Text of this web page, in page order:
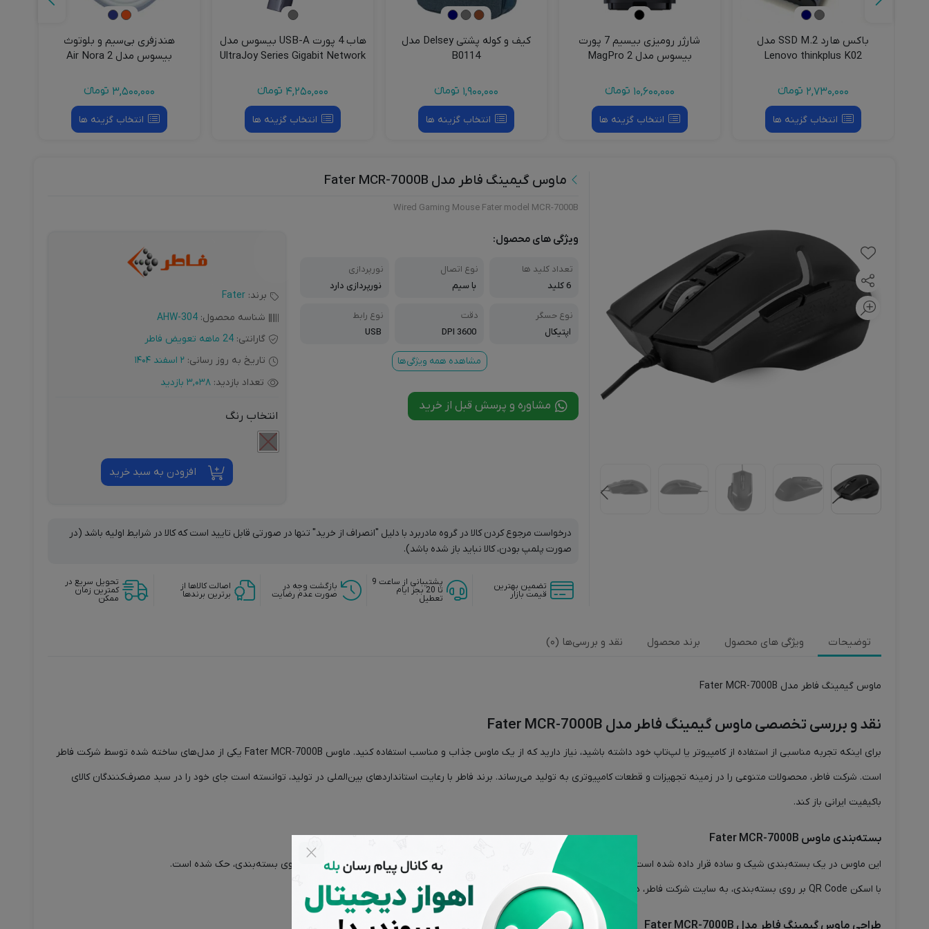
باکس هارد SSD M.2 مدل
Lenovo thinkplus K02
2,730,000 تومانءء
انتخاب گزینه ها
شارژر رومیزی بیسیم 7 پورت
بیسوس مدل MagPro 2
10,600,000 تومانءء
انتخاب گزینه ها
کیف و کوله پشتی Delsey مدل
B0114
1,900,000 تومانءء
انتخاب گزینه ها
هاب 4 پورت USB-A بیسوس مدل
UltraJoy Series Gigabit Network
4,250,000 تومانءء
انتخاب گزینه ها
هندزفری بی‌سیم و بلوتوث
بیسوس مدل Air Nora 2
3,500,000 تومانءء
انتخاب گزینه ها
ماوس گیمینگ فاطر مدل Fater MCR-7000B
Wired Gaming Mouse Fater model MCR-7000B
ویژگی های محصول:
تعداد کلید ها
6 کلید
نوع اتصال
با سیم
نورپردازی
نورپردازی دارد
نوع حسگر
اپتیکال
دقت
3600 DPI
نوع رابط
USB
مشاهده همه ویژگی‌ها
مشاوره و پرسش قبل از خرید
برند: Fater
شناسه محصول: AHW-304
گارانتی: 24 ماهه تعویض فاطر
تاریخ به روز رسانی: 2 اسفند 1404
تعداد بازدید: 3,038 بازدید
انتخاب رنگ
افزودن به سبد خرید
درخواست مرجوع کردن کالا در گروه مادربرد با دلیل "انصراف از خرید" تنها در صورتی قابل تایید است که کالا در شرایط اولیه باشد (در
صورت پلمپ بودن، کالا نباید باز شده باشد).
تضمین بهترین
قیمت بازار
پشتیبانی از ساعت 9
تا 20 بجز ایام
تعطیل
بازگشت وجه در
صورت عدم رضایت
اصالت کالاها از
برترین برندها
تحویل سریع در
کمترین زمان
ممکن
توضیحات ویژگی های محصول برند محصول نقد و بررسی‌ها (0)
ماوس گیمینگ فاطر مدل Fater MCR-7000B
نقد و بررسی تخصصی ماوس گیمینگ فاطر مدل Fater MCR-7000B
برای اینکه تجربه مناسبی از استفاده از کامپیوتر یا لپ‌تاپ خود داشته باشید، نیاز دارید که از یک ماوس جذاب و مناسب استفاده کنید. ماوس Fater MCR-7000B یکی از مدل‌های ساخته شده توسط شرکت فاطر
است. شرکت فاطر، محصولات متنوعی را در زمینه تجهیزات و قطعات کامپیوتری به تولید می‌رساند. برند فاطر با رعایت استانداردهای بین‌الملی در تولید، توانسته است جای خود را در سبد مصرف‌کنندگان کالای
باکیفیت ایرانی باز کند.
بسته‌بندی ماوس Fater MCR-7000B
این ماوس در یک بسته‌بندی شیک و ساده قرار داده شده است. همچنین ویژگی‌ها، مشخصات فنی و استانداردهای ماوس و عبارت ساخت ایران نیز بر روی بسته‌بندی، حک شده است.
با اسکن QR Code بر روی بسته‌بندی، به سایت شرکت فاطر، هدایت خواهید شد.
طراحی ماوس گیمینگ فاطر مدل Fater MCR-7000B